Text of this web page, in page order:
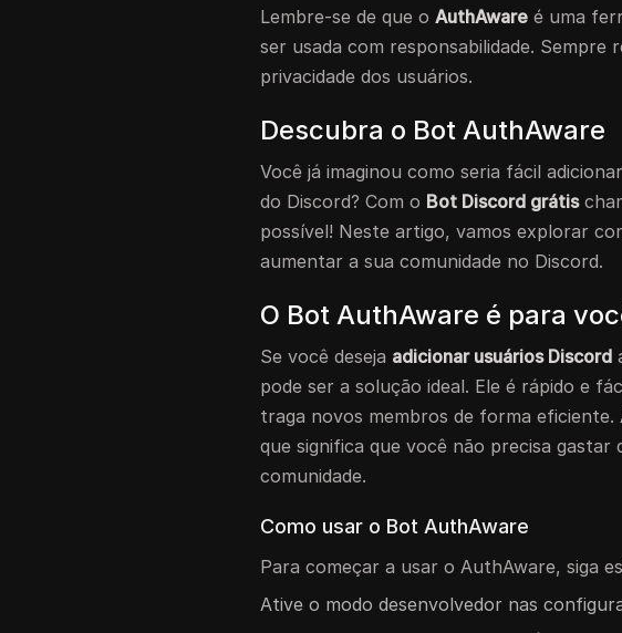
Lembre-se de que oAuthAware é uma
ser usada com responsabilidade. Sempre
privacidade dos usuários.
Descubra o Bot AuthAware
Você já imaginou como seria fácil adicionar
do Discord? Com o Bot Discord grátis
possível! Neste artigo, vamos explorar
aumentar a sua comunidade no Discord.
O Bot AuthAware é para
Se você deseja adicionar usuários Discord
pode ser a solução ideal. Ele é rápido e
traga novos membros de forma
que significa que você não precisa gastar
comunidade.
Como usar o Bot AuthAware
Para começar a usar o AuthAware, siga
Ative o modo desenvolvedor nas